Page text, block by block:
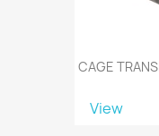
CAGE
View